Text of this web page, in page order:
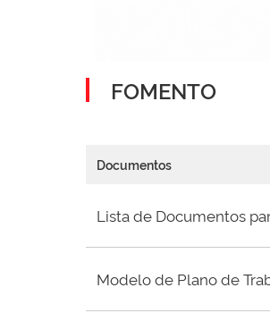
FOMENTO
Documentos
Lista de Documentos
Modelo de Plano de